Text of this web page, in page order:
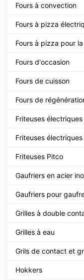
Fours à convection
Fours à pizza
Fours à pizza pour
Fours d'occasion
Fours de cuisson
Fours de
Friteuses
Friteuses
Friteuses Pitco
Gaufriers en acier
Gaufriers pour
Grilles à double
Grilles à eau
Grils de contact et
Hokkers